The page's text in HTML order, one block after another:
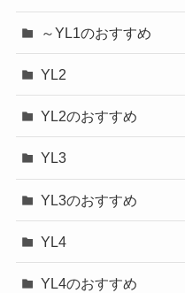
～YL1のおすすめ
YL2
YL2のおすすめ
YL3
YL3のおすすめ
YL4
YL4のおすすめ